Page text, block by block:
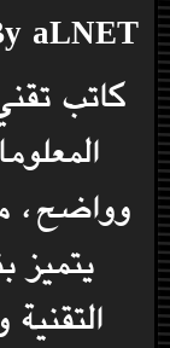
aLNET
كاتب
وواضح،
يتميز